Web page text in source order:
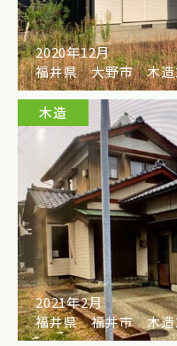
2020年12月
福井県 大野市 木造
木造
2021年2月
福井県 福井市 木造